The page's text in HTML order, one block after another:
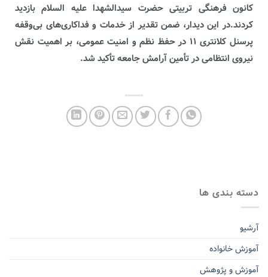
کانون فرهنگی تربیتی حضرت سیدالشهدا علیه السلام بازدید
کردند.در این دیدار، ضمن تقدیر از خدمات و فداکاری‌های بی‌وقفه
پرسنل کلانتری ۱۱ در حفظ نظم و امنیت عمومی، بر اهمیت نقش
نیروی انتظامی در تأمین آرامش جامعه تأکید شد.
دسته بندی ها
آرشیو
آموزش خانواده
آموزش و پژوهش